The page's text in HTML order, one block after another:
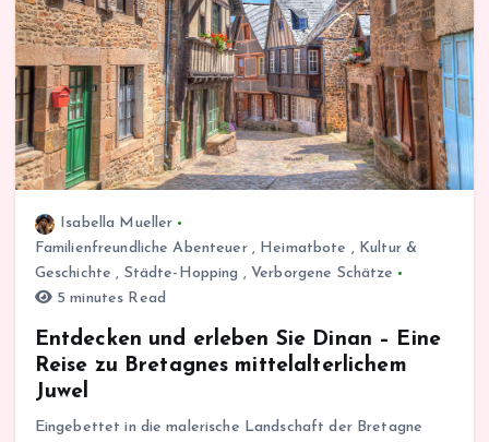
Isabella Mueller
Familienfreundliche Abenteuer, Heimatbote , Kultur &
Geschichte , Städte-Hopping , Verborgene Schätze
5 minutes Read
Entdecken und erleben Sie Dinan – Eine
Reise zu Bretagnes mittelalterlichem
Juwel
Eingebettet in die malerische Landschaft der Bretagne